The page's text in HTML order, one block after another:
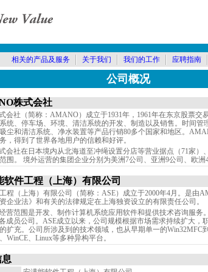
相关的产品及服务 关于我们 我们的工作 应聘指南
公司概况
株式会社
社（简称：AMANO）成立于1931年，1961年在东京股票交
统、停车场、环境、清洁系统的开发、制造以及销售。时间管
尘和清洁系统、净水装置等产品行销80多个国家和地区。
，得到了世界各地用户的信赖和好评。
社在日本境内从北海道至冲绳设置分店等营业据点（71家）
围。 境外运营的集团企业分别为美洲7公司、亚洲9公司、欧洲
软件工程（上海）有限公司
程（上海）有限公司（简称：ASE）成立于2000年4月。是由
企业法》和有关的法律规定在上海独资设立的有限责任公司。
营范围是开发、制作计算机系统应用软件和提供技术咨询服务
成员公司。ASE成立以来，公司规模根据市场需求持续扩大，
扩充。公司所涉及到的技术领域，也从早期单一的Win32MFC
WinCE、Linux等多种异构平台。